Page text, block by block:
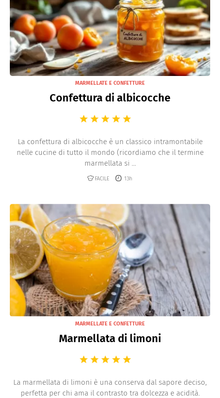
MARMELLATE E CONFETTURE
Confettura di albicocche
La confettura di albicocche è un classico intramontabile
nelle cucine di tutto il mondo (ricordiamo che il termine
marmellata si ...
FACILE 13h
MARMELLATE E CONFETTURE
Marmellata di limoni
La marmellata di limoni è una conserva dal sapore deciso,
perfetta per chi ama il contrasto tra dolcezza e acidità.